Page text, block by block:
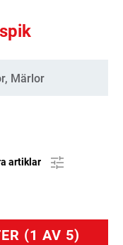
Märlor
artiklar
(1 AV 5)